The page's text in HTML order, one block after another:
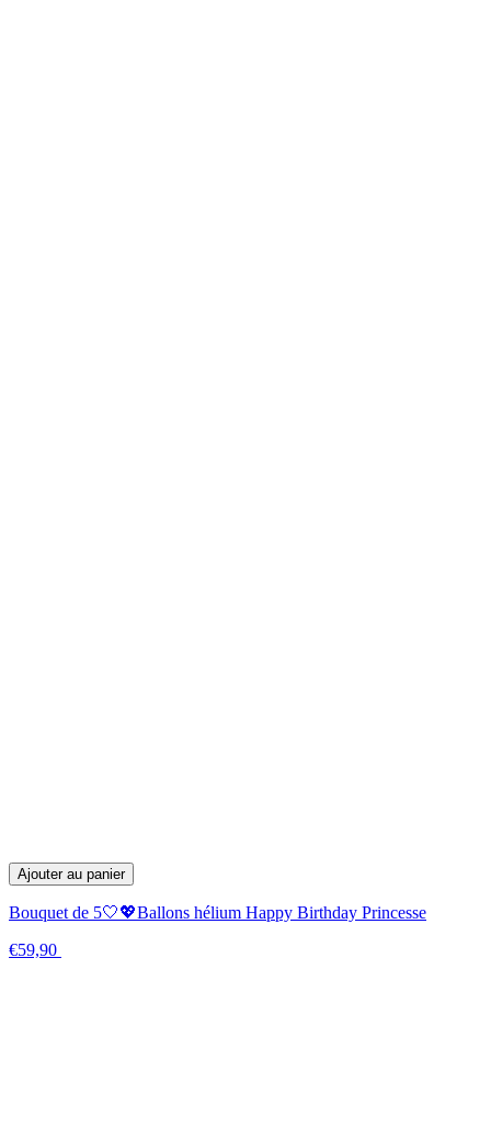
Ajouter au panier
Bouquet de 5🤍💖Ballons hélium Happy Birthday Princesse
€59,90